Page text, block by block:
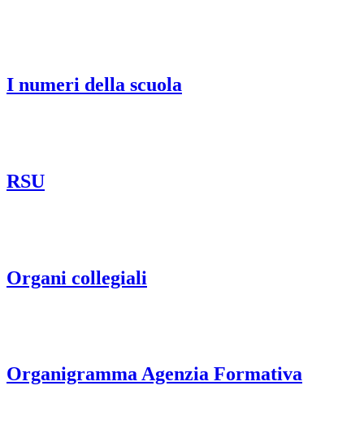
I numeri della scuola
RSU
Organi collegiali
Organigramma Agenzia Formativa